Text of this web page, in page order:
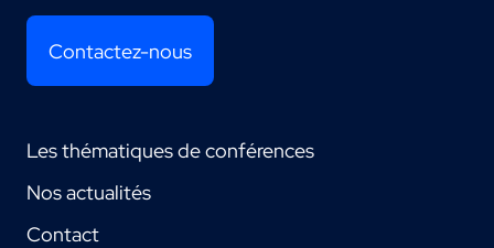
Contactez-nous
Les thématiques de conférences
Nos actualités
Contact